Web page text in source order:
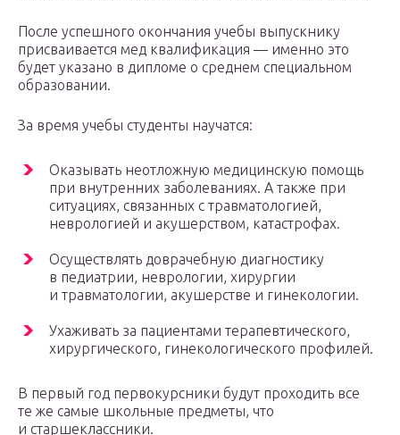
После успешного окончания учебы выпускнику
присваивается мед квалификация — именно это
будет указано в дипломе о среднем специальном
образовании.
За время учебы студенты научатся:
Оказывать неотложную медицинскую помощь
при внутренних заболеваниях. А также при
ситуациях, связанных с травматологией,
неврологией и акушерством, катастрофах.
Осуществлять доврачебную диагностику
в педиатрии, неврологии, хирургии
и травматологии, акушерстве и гинекологии.
Ухаживать за пациентами терапевтического,
хирургического, гинекологического профилей.
В первый год первокурсники будут проходить все
те же самые школьные предметы, что
и старшеклассники.